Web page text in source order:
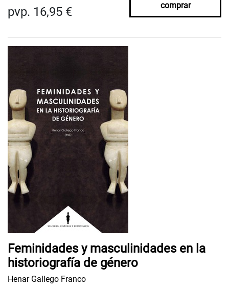
pvp. 16,95 € comprar
Feminidades y masculinidades en la
historiografía de género
Henar Gallego Franco